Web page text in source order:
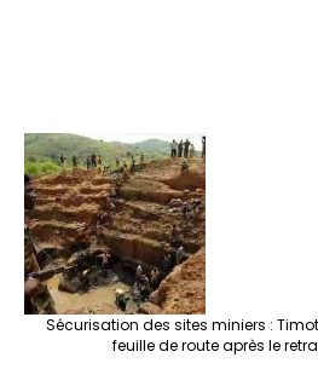
Sécurisation des sites miniers :
feuille de route après le